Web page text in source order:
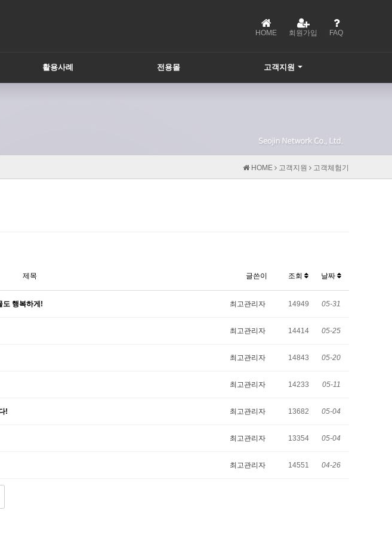
HOME 회원가입 FAQ
활용사례 전용몰
고객지원
HOME 고객지원 고객체험기
제목 글쓴이 조회 날짜
도 행복하게! 최고관리자 14949 05-31
최고관리자 14414 05-25
최고관리자 14843 05-20
최고관리자 14233 05-11
! 최고관리자 13682 05-04
최고관리자 13354 05-04
최고관리자 14551 04-26